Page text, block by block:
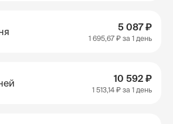
5 087 ₽
1 695,67 ₽ за 1 день
10 592 ₽
1 513,14 ₽ за 1 день